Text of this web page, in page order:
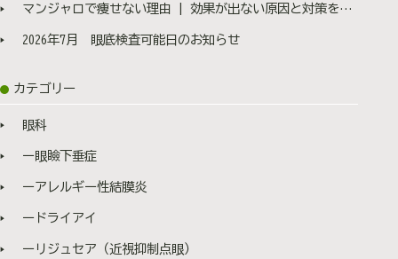
マンジャロで痩せない理由 | 効果が出ない原因と対策を医師が解説
2026年7月 眼底検査可能日のお知らせ
カテゴリー
眼科
ー眼瞼下垂症
ーアレルギー性結膜炎
ードライアイ
ーリジュセア（近視抑制点眼）